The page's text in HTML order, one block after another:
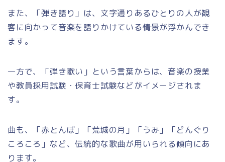
また、「弾き語り」は、文字通りあるひとりの人が観
客に向かって音楽を語りかけている情景が浮かんでき
ます。
一方で、「弾き歌い」という言葉からは、音楽の授業
や教員採用試験・保育士試験などがイメージされま
す。
曲も、「赤とんぼ」「荒城の月」「うみ」「どんぐり
ころころ」など、伝統的な歌曲が用いられる傾向にあ
ります。